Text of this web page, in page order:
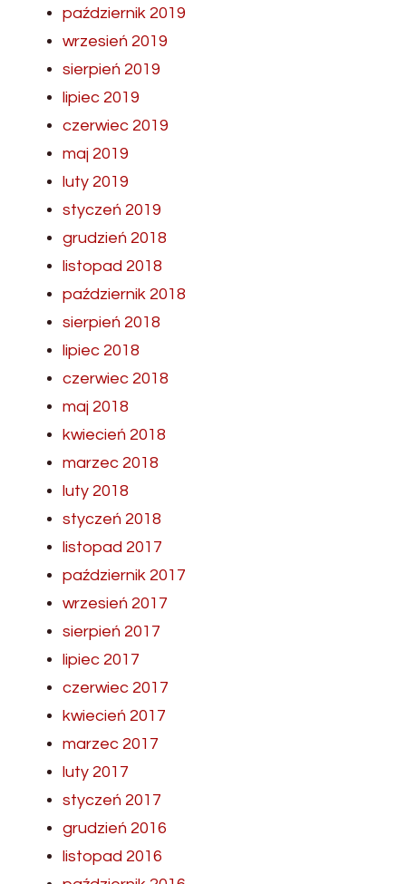
październik 2019
wrzesień 2019
sierpień 2019
lipiec 2019
czerwiec 2019
maj 2019
luty 2019
styczeń 2019
grudzień 2018
listopad 2018
październik 2018
sierpień 2018
lipiec 2018
czerwiec 2018
maj 2018
kwiecień 2018
marzec 2018
luty 2018
styczeń 2018
listopad 2017
październik 2017
wrzesień 2017
sierpień 2017
lipiec 2017
czerwiec 2017
kwiecień 2017
marzec 2017
luty 2017
styczeń 2017
grudzień 2016
listopad 2016